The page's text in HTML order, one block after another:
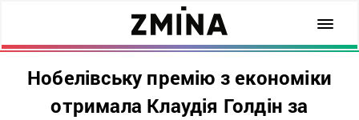
Нобелівську премію з економіки
отримала Клаудія Голдін за